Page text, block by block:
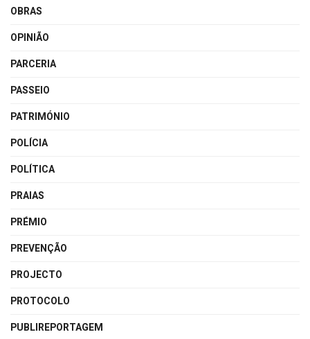
OBRAS
OPINIÃO
PARCERIA
PASSEIO
PATRIMÓNIO
POLÍCIA
POLÍTICA
PRAIAS
PRÉMIO
PREVENÇÃO
PROJECTO
PROTOCOLO
PUBLIREPORTAGEM